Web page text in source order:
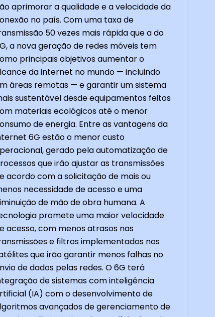
aprimorar a qualidade e a velocidade da
no país. Com uma taxa de
50 vezes mais rápida que a do
a nova geração de redes móveis tem
principais objetivos aumentar o
da internet no mundo — incluindo
áreas remotas — e garantir um sistema
sustentável desde equipamentos feitos
materiais ecológicos até o menor
de energia. Entre as vantagens da
6G estão o menor custo
gerado pela automatização de
que irão ajustar as transmissões
acordo com a solicitação de mais ou
necessidade de acesso e uma
de mão de obra humana. A
promete uma maior velocidade
acesso, com menos atrasos nas
e filtros implementados nos
que irão garantir menos falhas no
de dados pelas redes. O 6G terá
de sistemas com inteligência
(IA) com o desenvolvimento de
avançados de gerenciamento de